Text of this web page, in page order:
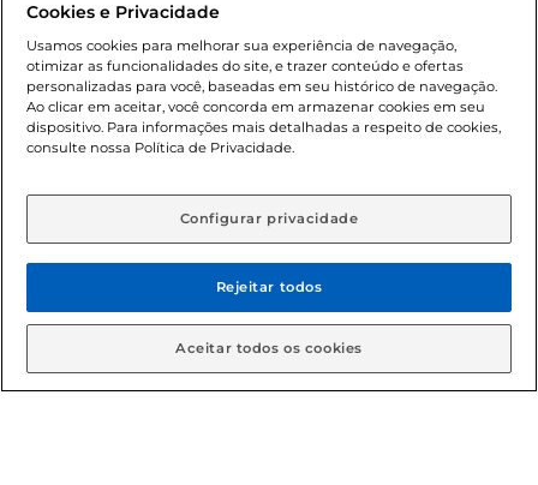
cliente. Os preços, ofertas e condições são exclusivos para
o e-commerce e válidos durante o dia de hoje, podendo
sofrer alterações sem prévia notificação. Proibida a venda
de bebidas alcoólicas para menores de 18 anos, conforme
Lei n.º 8069/90, art. 81, inciso II (Estatuto da Criança e do
Adolescente). Preços e condições exclusivos para o
aviso prévio. O valor mínimo para as compras on-line é de
© 2026 Copyright. Todos os direitos
reservados Gbarbosa.
Cookies e Privacidade
Usamos cookies para melhorar sua experiência de navegação,
otimizar as funcionalidades do site, e trazer conteúdo e ofertas
personalizadas para você, baseadas em seu histórico de navegação.
Ao clicar em aceitar, você concorda em armazenar cookies em seu
dispositivo. Para informações mais detalhadas a respeito de cookies,
consulte nossa Política de Privacidade.
Configurar privacidade
Rejeitar todos
Aceitar todos os cookies